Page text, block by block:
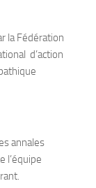
la Fédération
d’action
annales
l’équipe